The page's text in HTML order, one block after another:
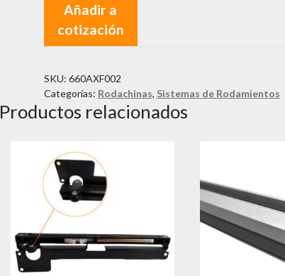
Añadir a
cotización
SKU: 660AXF002
Categorías: Rodachinas, Sistemas de Rodamientos
Productos relacionados